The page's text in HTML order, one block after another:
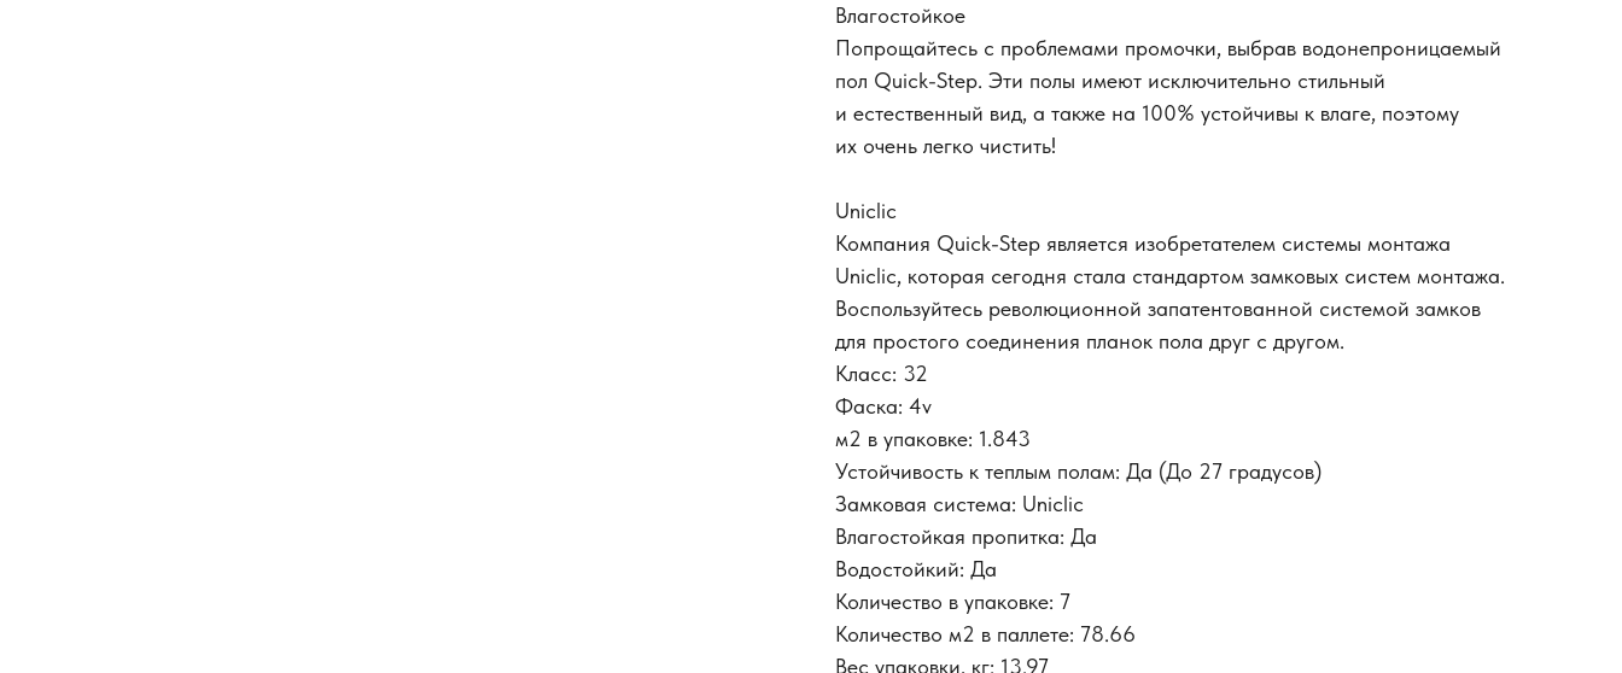
Влагостойкое
Попрощайтесь с проблемами промочки, выбрав водонепроницаемый
пол Quick-Step. Эти полы имеют исключительно стильный
и естественный вид, а также на 100% устойчивы к влаге, поэтому
их очень легко чистить!
Uniclic
Компания Quick-Step является изобретателем системы монтажа
Uniclic, которая сегодня стала стандартом замковых систем монтажа.
Воспользуйтесь революционной запатентованной системой замков
для простого соединения планок пола друг с другом.
Класс: 32
Фаска: 4v
м2 в упаковке: 1.843
Устойчивость к теплым полам: Да (До 27 градусов)
Замковая система: Uniclic
Влагостойкая пропитка: Да
Водостойкий: Да
Количество в упаковке: 7
Количество м2 в паллете: 78.66
Вес упаковки, кг: 13.97